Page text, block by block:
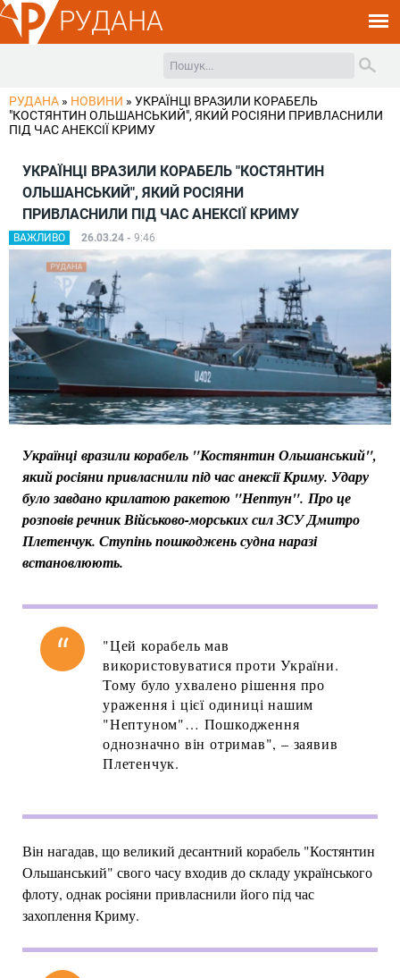
РУДАНА
РУДАНА » НОВИНИ » УКРАЇНЦІ ВРАЗИЛИ КОРАБЕЛЬ
"КОСТЯНТИН ОЛЬШАНСЬКИЙ", ЯКИЙ РОСІЯНИ ПРИВЛАСНИЛИ
ПІД ЧАС АНЕКСІЇ КРИМУ
УКРАЇНЦІ ВРАЗИЛИ КОРАБЕЛЬ "КОСТЯНТИН
ОЛЬШАНСЬКИЙ", ЯКИЙ РОСІЯНИ
ПРИВЛАСНИЛИ ПІД ЧАС АНЕКСІЇ КРИМУ
ВАЖЛИВО 26.03.24 - 9:46
Українці вразили корабель "Костянтин Ольшанський",
який росіяни привласнили під час анексії Криму. Удару
було завдано крилатою ракетою "Нептун". Про це
розповів речник Військово-морських сил ЗСУ Дмитро
Плетенчук. Ступінь пошкоджень судна наразі
встановлюють.
"Цей корабель мав
використовуватися проти України.
Тому було ухвалено рішення про
ураження і цієї одиниці нашим
"Нептуном"… Пошкодження
однозначно він отримав", – заявив
Плетенчук.
Він нагадав, що великий десантний корабель "Костянтин
Ольшанський" свого часу входив до складу українського
флоту, однак росіяни привласнили його під час
захоплення Криму.